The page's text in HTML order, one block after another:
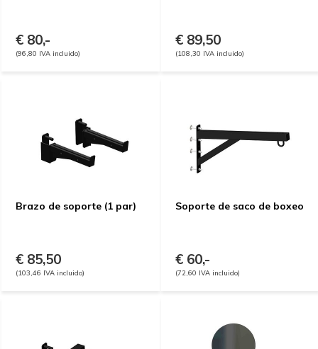
€ 80,-
(96,80 IVA incluido)
€ 89,50
(108,30 IVA incluido)
Brazo de soporte (1 par)
€ 85,50
(103,46 IVA incluido)
Soporte de saco de boxeo
€ 60,-
(72,60 IVA incluido)